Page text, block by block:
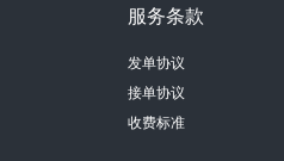
服务条款
发单协议
接单协议
收费标准